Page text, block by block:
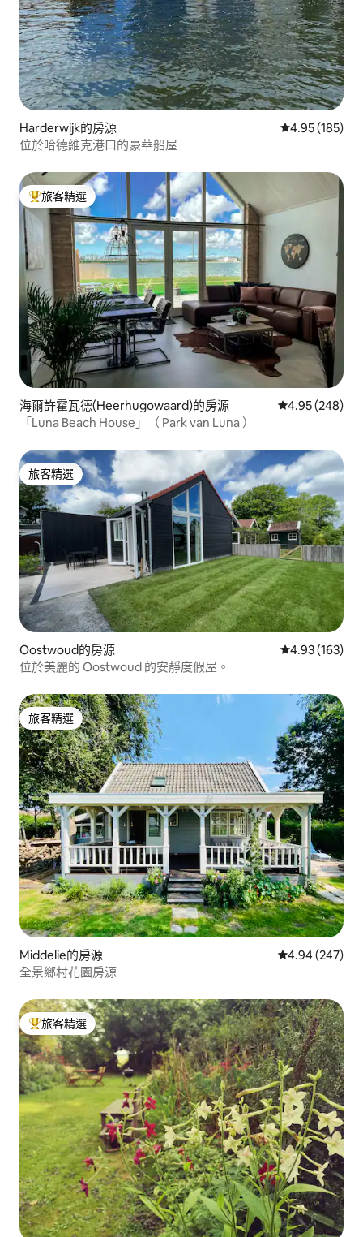
Harderwijk的房源 從 185 則評價
4.95 (185)
位於哈德維克港口的豪華船屋
旅客精選榜首
旅客精選
海爾許霍瓦德(Heerhugowaard)的房源 從 248 則評價
4.95 (248)
「Luna Beach House」（ Park van Luna ）
旅客精選
旅客精選
Oostwoud的房源 從 163 則評價
4.93 (163)
位於美麗的 Oostwoud 的安靜度假屋。
旅客精選
旅客精選
Middelie的房源 從 247 則評價
4.94 (247)
全景鄉村花園房源
旅客精選榜首
旅客精選